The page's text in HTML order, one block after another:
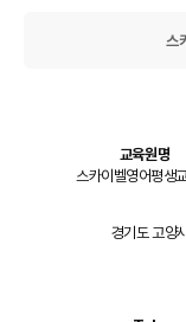
스
교육원명
스카이벨영어평생
경기도 고양